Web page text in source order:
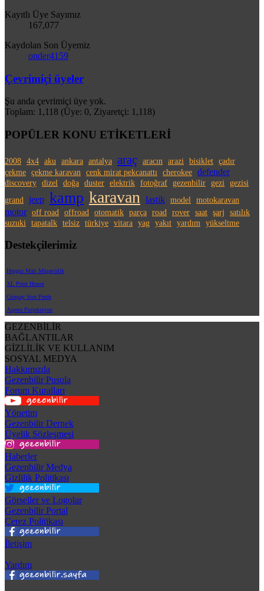
Kayıtlı Üye Sayımız
167,077
Kaydolan Son Üyemiz
onder4159
Çevrimiçi üyeler
Şu anda çevrimiçi üye yok.
Toplam: 1,118 (Üye: 0, Ziyaretçi: 1,118)
POPÜLER KONU ETİKETLERİ
2008 4x4 aku ankara antalya araç aracın arazi bisiklet çadır
çekme çekme karavan cenk mirat pekcanattı cherokee defender
discovery dizel doğa duster elektrik fotoğraf gezenbilir gezi
gezisi
grand
jeep kamp karavan lastik model motokaravan
motor off road offroad otomatik parça road rover saat şarj
satılık
suzuki
tapatalk telsiz türkiye vitara yag yakıt yardım yükseltme
Destekçilerimiz
Hepgur Mali Müşavirlik
XL Print House
Günpay Stor Perde
Aspera Projeksiyon
GEZENBİLİR
BAĞLANTILAR
GİZLİLİK VE KULLANIM
SOSYAL MEDYA
Hakkımızda
Gezenbilir Pusula
Forum Kuralları
Yönetim
Gezenbilir Dernek
Üyelik Sözleşmesi
Haberler
Gezenbilir Medya
Gizlilik Politikası
Görseller ve Logolar
Gezenbilir Portal
Çerez Politikası
İletişim
Yardım